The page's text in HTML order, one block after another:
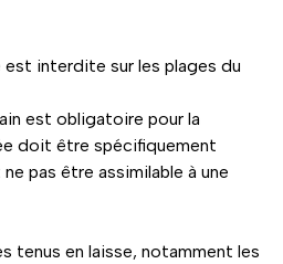
est interdite sur les plages du
est obligatoire pour la
doit être spécifiquement
pas être assimilable à une
tenus en laisse, notamment les